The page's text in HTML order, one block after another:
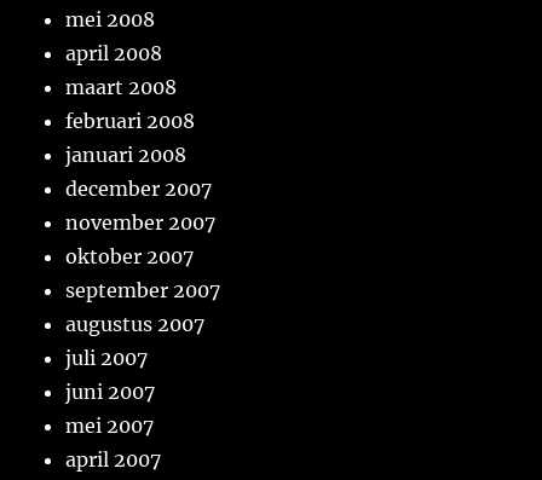
mei 2008
april 2008
maart 2008
februari 2008
januari 2008
december 2007
november 2007
oktober 2007
september 2007
augustus 2007
juli 2007
juni 2007
mei 2007
april 2007